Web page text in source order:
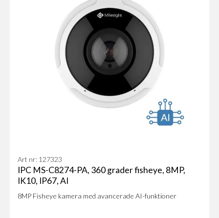
Art nr: 127323
IPC MS-C8274-PA, 360 grader fisheye, 8MP,
IK10, IP67, AI
8MP Fisheye kamera med avancerade AI-funktioner